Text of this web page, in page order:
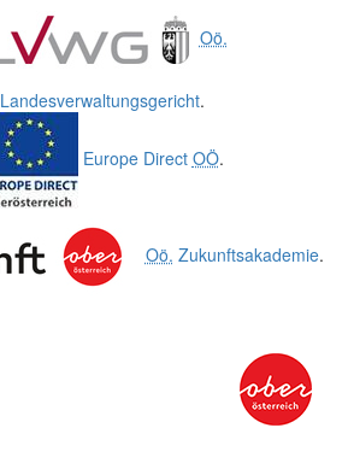
Oö.
Landesverwaltungsgericht.
Europe Direct OÖ.
Oö. Zukunftsakademie.